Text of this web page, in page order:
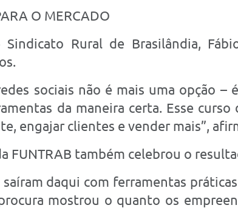
O MERCADO
Rural de Brasilândia,
sociais não é mais uma opção
da maneira certa. Esse
engajar clientes e vender mais”,
FUNTRAB também celebrou o
daqui com ferramentas
mostrou o quanto os